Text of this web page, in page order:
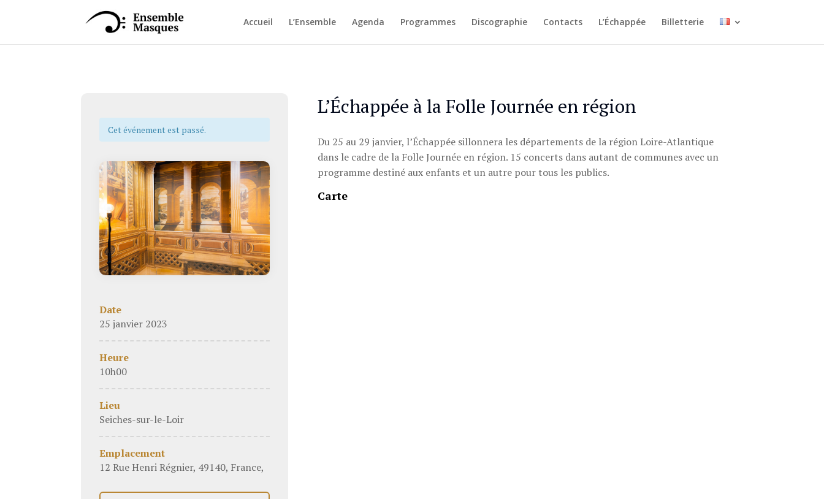
Accueil L’Ensemble Agenda Programmes Discographie Contacts L’Échappée Billetterie
Cet événement est passé.
Date
25 janvier 2023
Heure
10h00
Lieu
Seiches-sur-le-Loir
Emplacement
12 Rue Henri Régnier, 49140, France,
L’Échappée à la Folle Journée en région
Du 25 au 29 janvier, l’Échappée sillonnera les départements de la région Loire-Atlantique
dans le cadre de la Folle Journée en région. 15 concerts dans autant de communes avec un
programme destiné aux enfants et un autre pour tous les publics.
Carte